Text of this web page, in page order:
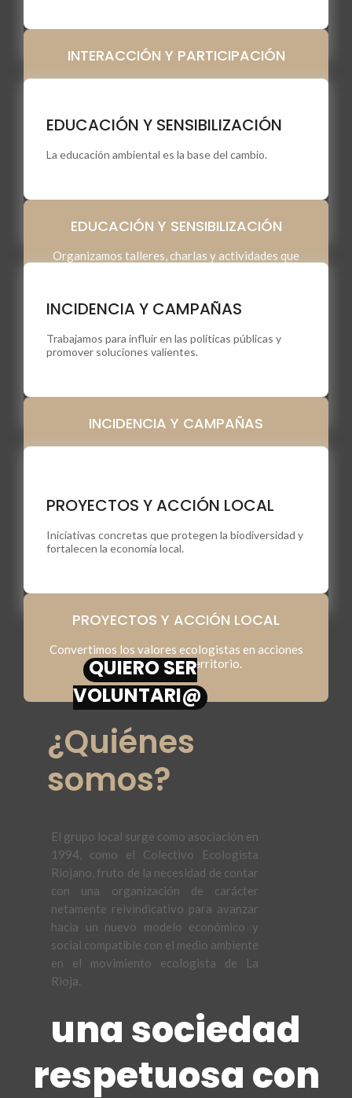
valores de protección y disfrute de la
naturaleza a través de la poesía.
PARTICIPAR
INTERACCIÓN Y PARTICIPACIÓN
EDUCACIÓN Y SENSIBILIZACIÓN
La educación ambiental es la base del cambio.
EDUCACIÓN Y SENSIBILIZACIÓN
Organizamos talleres, charlas y actividades que
INCIDENCIA Y CAMPAÑAS
Trabajamos para influir en las políticas públicas y
promover soluciones valientes.
INCIDENCIA Y CAMPAÑAS
PROYECTOS Y ACCIÓN LOCAL
Iniciativas concretas que protegen la biodiversidad y
fortalecen la economía local.
PROYECTOS Y ACCIÓN LOCAL
Convertimos los valores ecologistas en acciones
reales sobre el territorio.
QUIERO SER
VOLUNTARI@
¿Quiénes
somos?
El grupo local surge como asociación en
1994, como el Colectivo Ecologista
Riojano, fruto de la necesidad de contar
con una organización de carácter
netamente reivindicativo para avanzar
hacia un nuevo modelo económico y
social compatible con el medio ambiente
en el movimiento ecologista de La
Rioja.
una sociedad
respetuosa con